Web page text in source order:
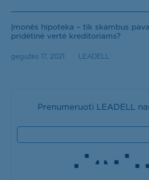
Įmonės hipoteka – tik skambus
pridėtinė vertė kreditoriams?
gegužės 17, 2021 LEADELL
Prenumeruoti LEADELL